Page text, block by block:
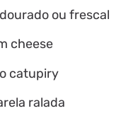
ou frescal
cheese
catupiry
ralada